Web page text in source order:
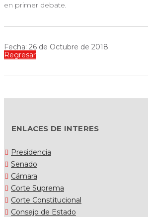
en primer debate.
Fecha: 26 de Octubre de 2018
Regresar
ENLACES DE INTERES
Presidencia
Senado
Cámara
Corte Suprema
Corte Constitucional
Consejo de Estado